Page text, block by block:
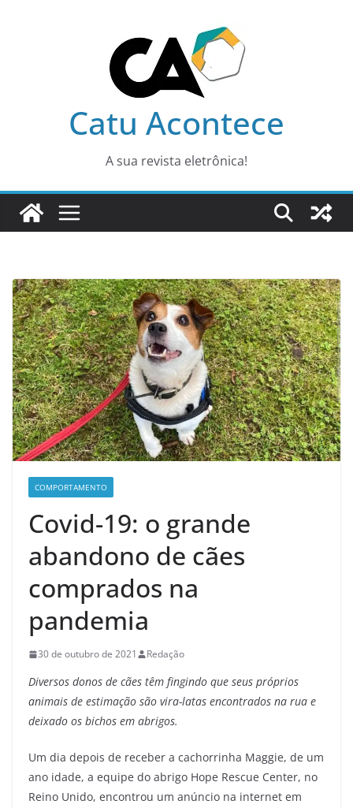
Catu Acontece
A sua revista eletrônica!
COMPORTAMENTO
Covid-19: o grande
abandono de cães
comprados na
pandemia
30 de outubro de 2021 Redação
Diversos donos de cães têm fingindo que seus próprios
animais de estimação são vira-latas encontrados na rua e
deixado os bichos em abrigos.
Um dia depois de receber a cachorrinha Maggie, de um
ano idade, a equipe do abrigo Hope Rescue Center, no
Reino Unido, encontrou um anúncio na internet em